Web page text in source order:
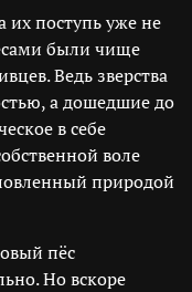
поступь уже не
были чище
Ведь зверства
а дошедшие до
в себе
воле
природой
пёс
Но вскоре